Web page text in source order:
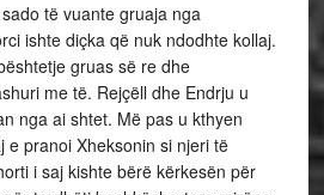
të vuante gruaja nga
ishte diçka që nuk ndodhte kollaj.
gruas së re dhe
me të. Rejçëll dhe Endrju u
nga ai shtet. Më pas u kthyen
e pranoi Xheksonin si njeri të
i saj kishte bërë kërkesën për